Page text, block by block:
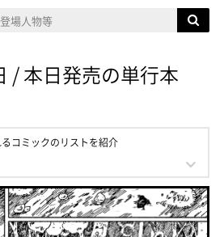
/ 本日発売の単行本
コミックのリストを紹介